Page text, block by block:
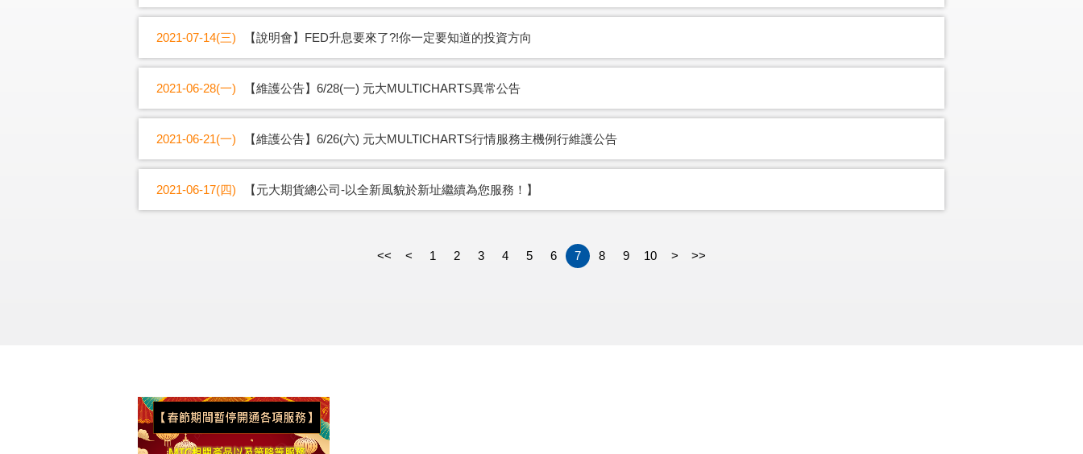
2021-07-14(三) 【說明會】FED升息要來了?!你一定要知道的投資方向
2021-06-28(一) 【維護公告】6/28(一) 元大MULTICHARTS異常公告
2021-06-21(一) 【維護公告】6/26(六) 元大MULTICHARTS行情服務主機例行維護公告
2021-06-17(四) 【元大期貨總公司-以全新風貌於新址繼續為您服務！】
<< < 1 2 3 4 5 6 7 8 9 10 > >>